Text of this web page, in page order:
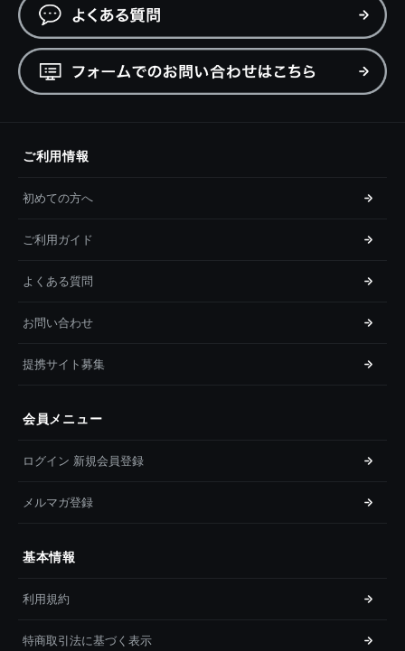
ご利用情報
初めての方へ
ご利用ガイド
よくある質問
お問い合わせ
提携サイト募集
会員メニュー
ログイン 新規会員登録
メルマガ登録
基本情報
利用規約
特商取引法に基づく表示